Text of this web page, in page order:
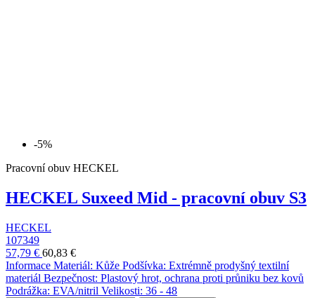
-5%
Pracovní obuv HECKEL
HECKEL Suxeed Mid - pracovní obuv S3
HECKEL
107349
57,79 € 60,83 €
Informace Materiál: Kůže Podšívka: Extrémně prodyšný textilní
materiál Bezpečnost: Plastový hrot, ochrana proti průniku bez kovů
Podrážka: EVA/nitril Velikosti: 36 - 48